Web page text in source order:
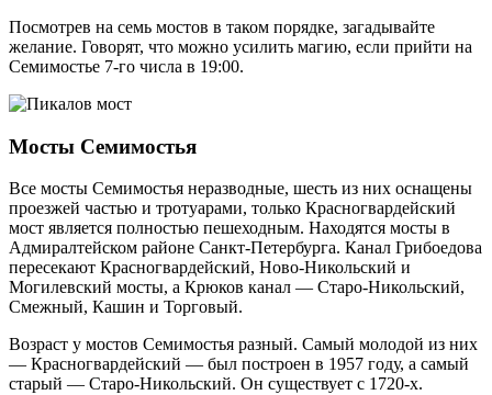
Посмотрев на семь мостов в таком порядке, загадывайте
желание. Говорят, что можно усилить магию, если прийти на
Семимостье 7-го числа в 19:00.
Мосты Семимостья
Все мосты Семимостья неразводные, шесть из них оснащены
проезжей частью и тротуарами, только Красногвардейский
мост является полностью пешеходным. Находятся мосты в
Адмиралтейском районе Санкт-Петербурга. Канал Грибоедова
пересекают Красногвардейский, Ново-Никольский и
Могилевский мосты, а Крюков канал — Старо-Никольский,
Смежный, Кашин и Торговый.
Возраст у мостов Семимостья разный. Самый молодой из них
— Красногвардейский — был построен в 1957 году, а самый
старый — Старо-Никольский. Он существует с 1720-х.